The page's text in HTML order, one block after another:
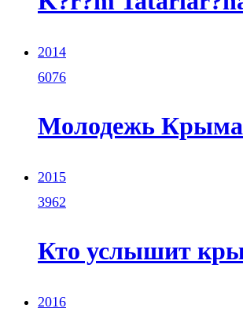
2014
6076
Молодежь Крыма
2015
3962
Кто услышит
2016